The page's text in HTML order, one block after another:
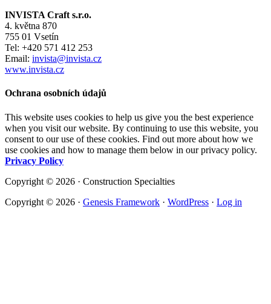
INVISTA Craft s.r.o.
4. května 870
755 01 Vsetín
Tel: +420 571 412 253
Email: invista@invista.cz
www.invista.cz
Ochrana osobních údajů
This website uses cookies to help us give you the best experience
when you visit our website. By continuing to use this website, you
consent to our use of these cookies. Find out more about how we
use cookies and how to manage them below in our privacy policy.
Privacy Policy
Copyright © 2026 · Construction Specialties
Copyright © 2026 · Genesis Framework · WordPress · Log in